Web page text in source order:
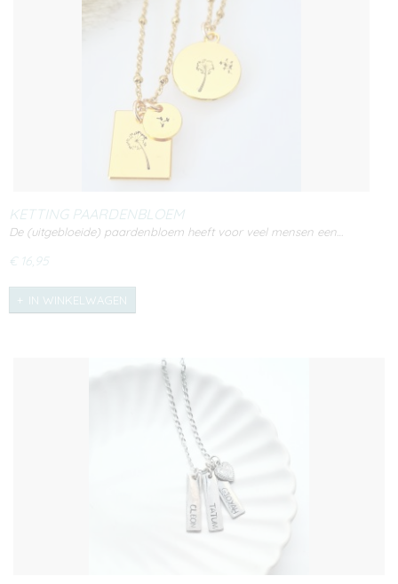
KETTING PAARDENBLOEM
De (uitgebloeide) paardenbloem heeft voor veel mensen een…
€ 16,95
IN WINKELWAGEN